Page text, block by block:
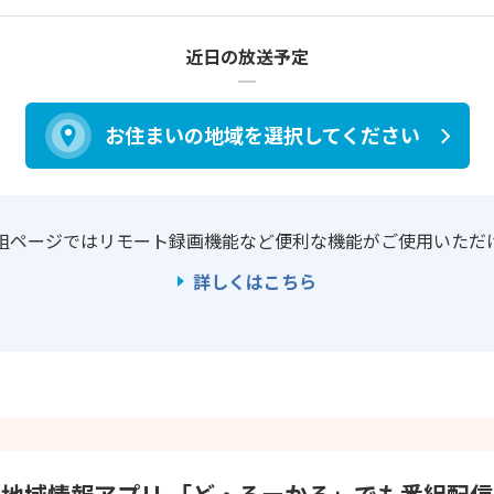
近日の放送予定
お住まいの地域を選択してください
ページではリモート録画機能など便利な機能がご使用いただ
詳しくはこちら